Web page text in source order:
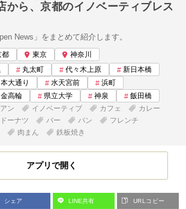
から、京都のイノベーティブレス
News」をまとめて紹介します。
都 東京
神奈川
丸太町 代々木上原
新日本橋
大通り 水天宮前
浜町
高輪 県立大学 神泉
飯田橋
ン イノベーティブ カフェ
カレー
ドーナツ バー パン
フレンチ
肉まん 鉄板焼き
アプリで開く
シェア LINE共有 URLコピー